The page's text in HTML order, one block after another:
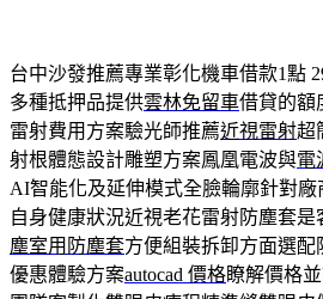
台中沙發推薦專業彰化機車借款1點
多種抵押品提供雲林免留車借貸的額
雷射費用方案驗光師推薦近視雷射超
射根體態設計雕塑方案鳳凰電波與電
AI智能化及延伸模式全臉輪廓針對廠
自身健康狀況近視老花雷射防塵套
塵室用防塵套方便組裝拆卸方面選
優惠體驗方案autocad 價格瞭解價格